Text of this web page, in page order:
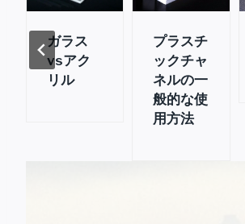
ガラス
vsアク
リル
プラスチ
ックチャ
ネルの一
般的な使
用方法